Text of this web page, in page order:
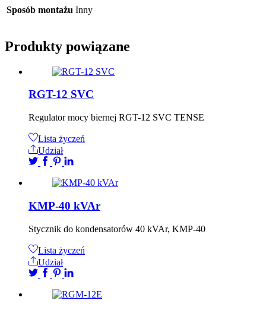
Sposób montażu Inny
Produkty powiązane
RGT-12 SVC
Regulator mocy biernej RGT-12 SVC TENSE
Lista życzeń
Udział
KMP-40 kVAr
Stycznik do kondensatorów 40 kVAr, KMP-40
Lista życzeń
Udział